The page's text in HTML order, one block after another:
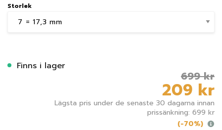
Storlek
Finns i lager
699 kr
209 kr
Lägsta pris under de senaste 30 dagarna innan
prissänkning: 699 kr
(-70%)